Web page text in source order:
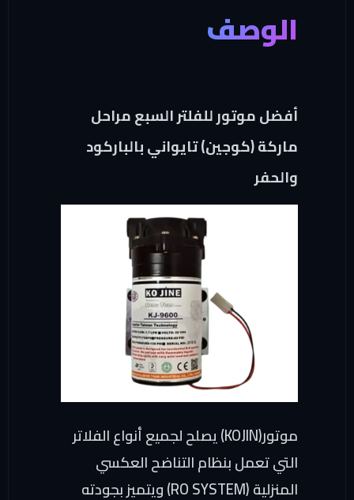
الوصف
أفضل موتور للفلتر السبع مراحل
ماركة (كوجين) تايواني بالباركود
والحفر
موتور(KOJIN)
يصلح لجميع أنواع الفلاتر
التي تعمل بنظام التناضح العكسي
المنزلية (RO SYSTEM) ويتميز بجودته